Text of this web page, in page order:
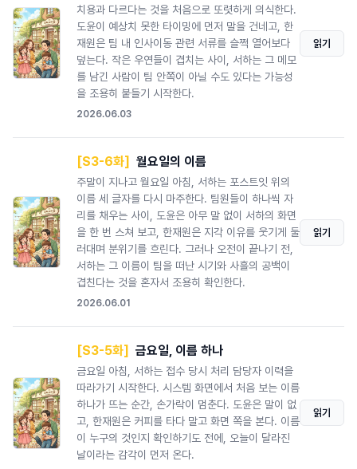
치용과 다르다는 것을 처음으로 또렷하게 의식한다.
도윤이 예상치 못한 타이밍에 먼저 말을 건네고, 한
재원은 팀 내 인사이동 관련 서류를 슬쩍 열어보다
덮는다. 작은 우연들이 겹치는 사이, 서하는 그 메모
를 남긴 사람이 팀 안쪽이 아닐 수도 있다는 가능성
을 조용히 붙들기 시작한다.
2026.06.03
읽기
[S3-6화] 월요일의 이름
주말이 지나고 월요일 아침, 서하는 포스트잇 위의
이름 세 글자를 다시 마주한다. 팀원들이 하나씩 자
리를 채우는 사이, 도윤은 아무 말 없이 서하의 화면
을 한 번 스쳐 보고, 한재원은 지각 이유를 웃기게 둘
러대며 분위기를 흐린다. 그러나 오전이 끝나기 전,
서하는 그 이름이 팀을 떠난 시기와 사흘의 공백이
겹친다는 것을 혼자서 조용히 확인한다.
2026.06.01
읽기
[S3-5화] 금요일, 이름 하나
금요일 아침, 서하는 접수 당시 처리 담당자 이력을
따라가기 시작한다. 시스템 화면에서 처음 보는 이름
하나가 뜨는 순간, 손가락이 멈춘다. 도윤은 말이 없
고, 한재원은 커피를 타다 말고 화면 쪽을 본다. 이름
이 누구의 것인지 확인하기도 전에, 오늘이 달라진
날이라는 감각이 먼저 온다.
읽기